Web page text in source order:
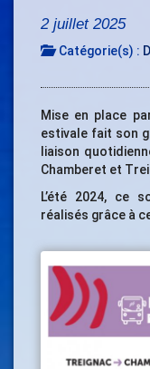
2 juillet 2025
Catégorie(s) :
Mise en place
estivale fait son
liaison
Chamberet et
L’été 2024, ce
réalisés grâce à